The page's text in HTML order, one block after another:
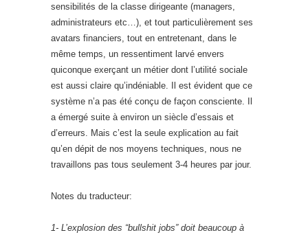
sensibilités de la classe dirigeante (managers,
administrateurs etc…), et tout particulièrement ses
avatars financiers, tout en entretenant, dans le
même temps, un ressentiment larvé envers
quiconque exerçant un métier dont l’utilité sociale
est aussi claire qu’indéniable. Il est évident que ce
système n’a pas été conçu de façon consciente. Il
a émergé suite à environ un siècle d’essais et
d’erreurs. Mais c’est la seule explication au fait
qu’en dépit de nos moyens techniques, nous ne
travaillons pas tous seulement 3-4 heures par jour.
Notes du traducteur:
1- L’explosion des “bullshit jobs” doit beaucoup à